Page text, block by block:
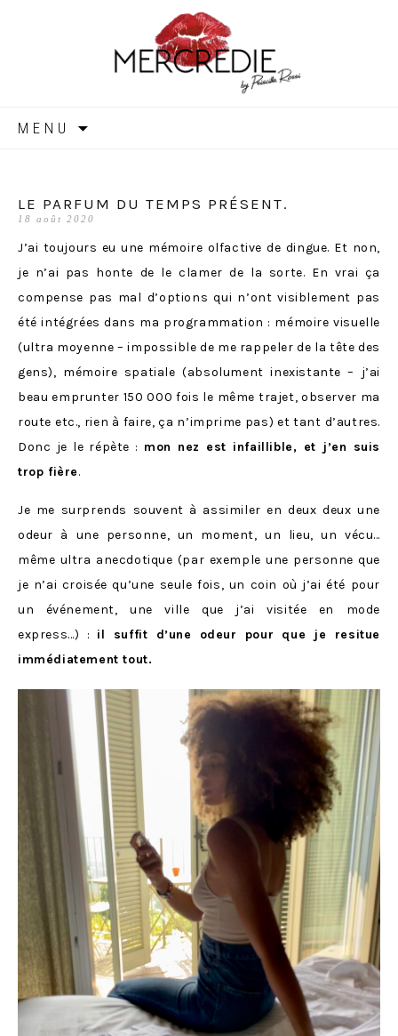
MERCREDIE
MENU
LE PARFUM DU TEMPS PRÉSENT.
18 août 2020
J’ai toujours eu une mémoire olfactive de dingue. Et non,
je n’ai pas honte de le clamer de la sorte. En vrai ça
compense pas mal d’options qui n’ont visiblement pas
été intégrées dans ma programmation : mémoire visuelle
(ultra moyenne – impossible de me rappeler de la tête des
gens), mémoire spatiale (absolument inexistante – j’ai
beau emprunter 150 000 fois le même trajet, observer ma
route etc., rien à faire, ça n’imprime pas) et tant d’autres.
Donc je le répète : mon nez est infaillible, et j’en suis
trop fière.
Je me surprends souvent à assimiler en deux deux une
odeur à une personne, un moment, un lieu, un vécu…
même ultra anecdotique (par exemple une personne que
je n’ai croisée qu’une seule fois, un coin où j’ai été pour
un événement, une ville que j’ai visitée en mode
express…) : il suffit d’une odeur pour que je resitue
immédiatement tout.